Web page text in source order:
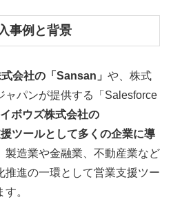
事例と背景
会社の「Sansan」 や、株式
ャパンが提供する「Salesforce
ボウズ株式会社の
ツールとして多くの企業に導
製造業や金融業、不動産業など
推進の一環として営業支援ツー
。